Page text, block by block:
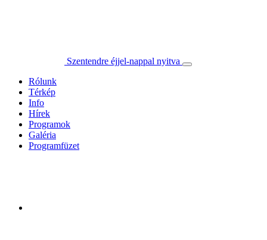
Szentendre éjjel-nappal nyitva
Rólunk
Térkép
Info
Hírek
Programok
Galéria
Programfüzet